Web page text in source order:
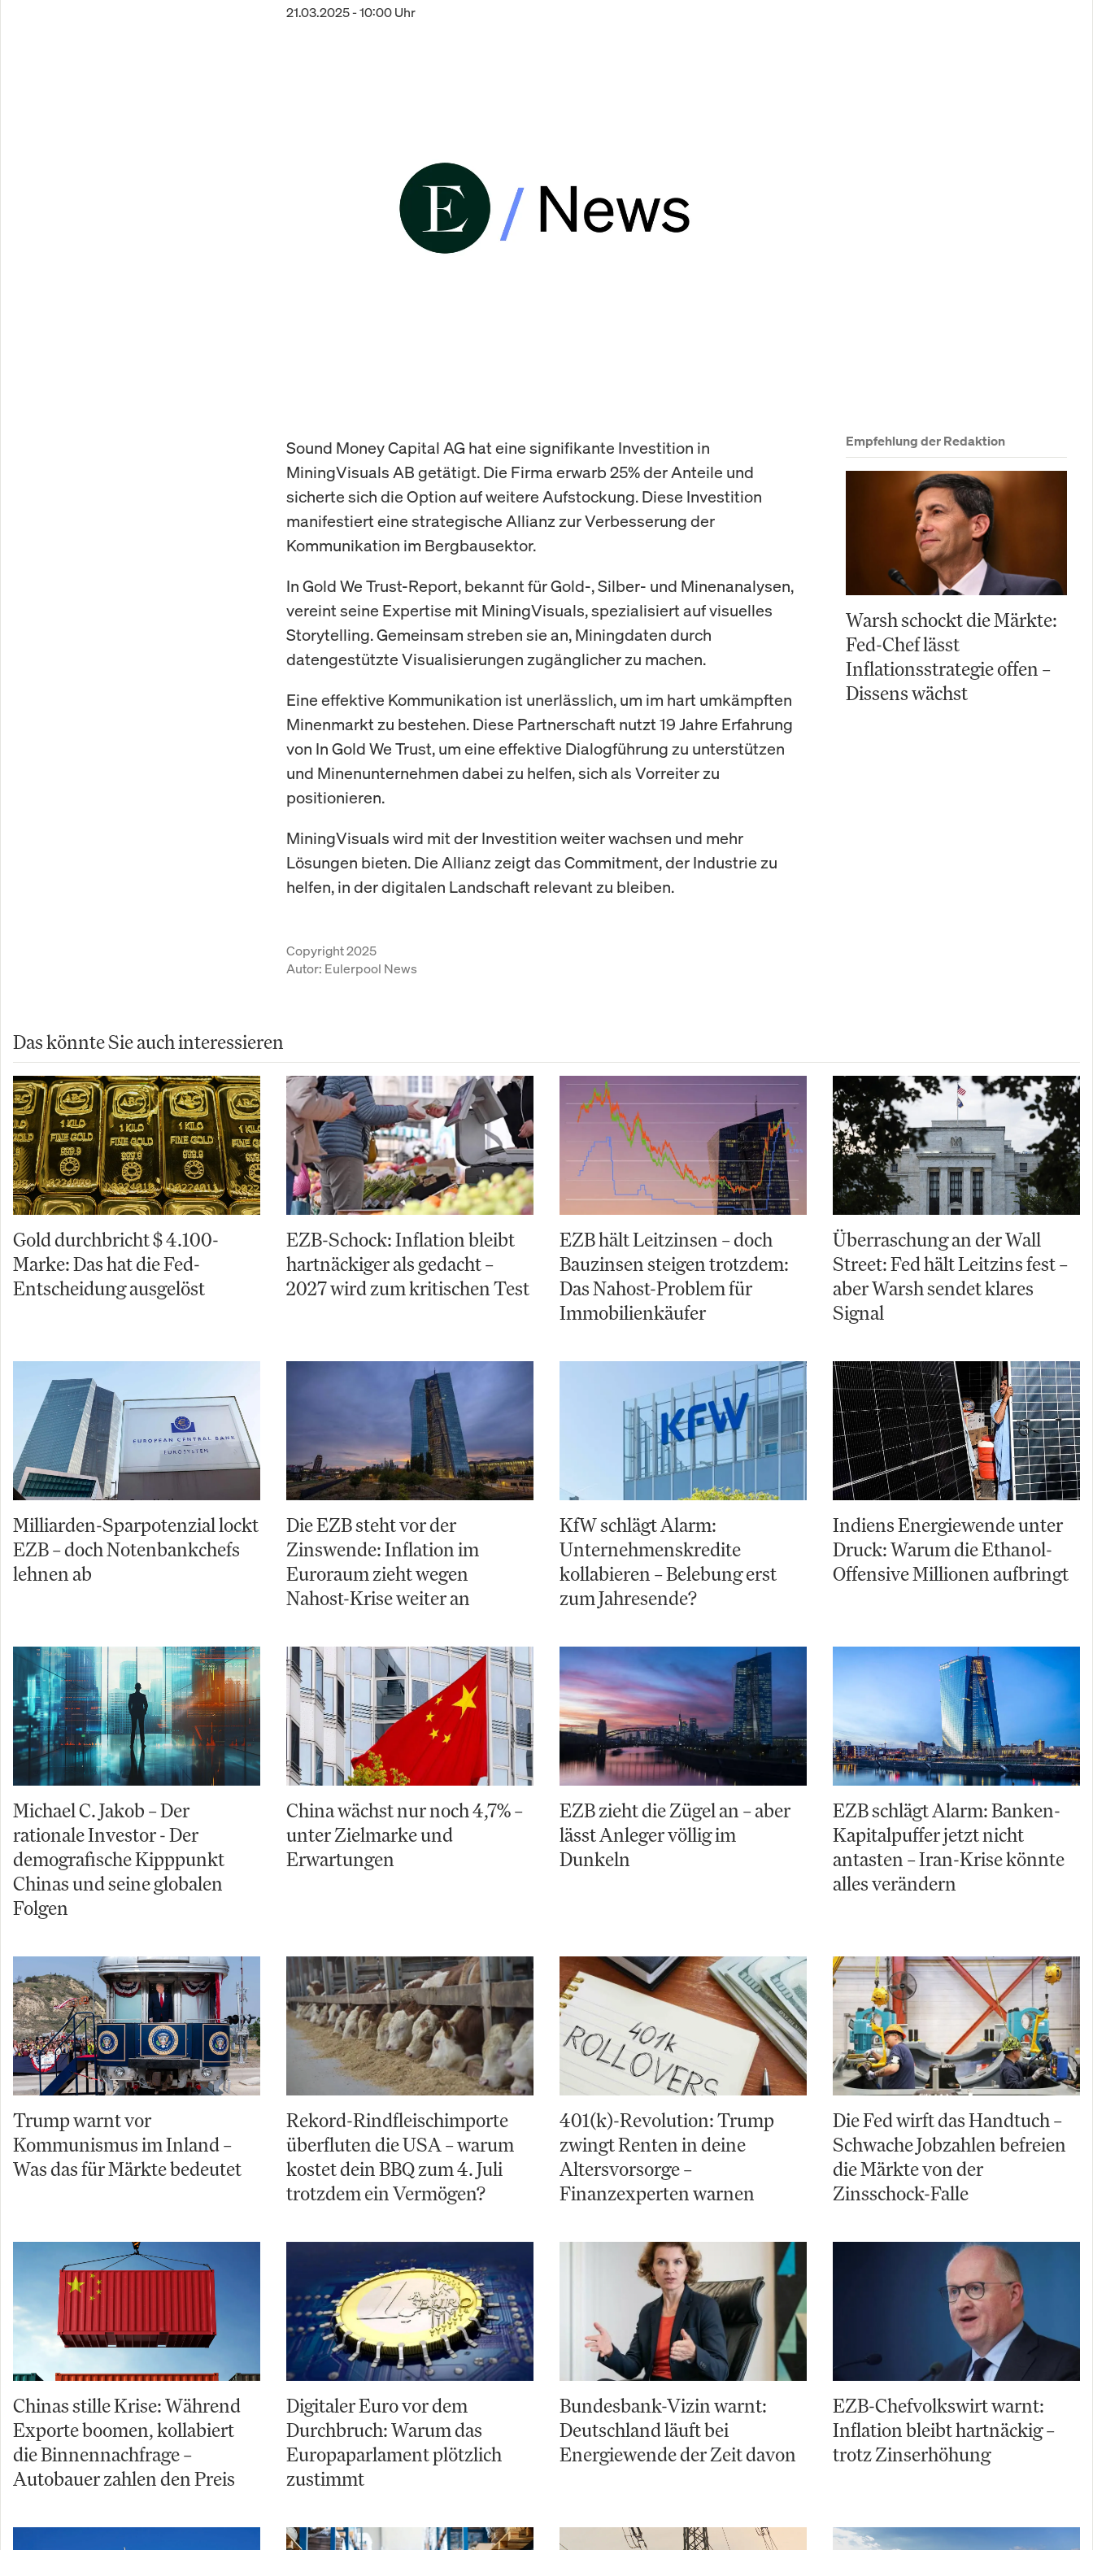
21.03.2025 - 10:00 Uhr
Sound Money Capital AG hat eine signifikante Investition in
MiningVisuals AB getätigt. Die Firma erwarb 25% der Anteile und
sicherte sich die Option auf weitere Aufstockung. Diese Investition
manifestiert eine strategische Allianz zur Verbesserung der
Kommunikation im Bergbausektor.
In Gold We Trust-Report, bekannt für Gold-, Silber- und Minenanalysen,
vereint seine Expertise mit MiningVisuals, spezialisiert auf visuelles
Storytelling. Gemeinsam streben sie an, Miningdaten durch
datengestützte Visualisierungen zugänglicher zu machen.
Eine effektive Kommunikation ist unerlässlich, um im hart umkämpften
Minenmarkt zu bestehen. Diese Partnerschaft nutzt 19 Jahre Erfahrung
von In Gold We Trust, um eine effektive Dialogführung zu unterstützen
und Minenunternehmen dabei zu helfen, sich als Vorreiter zu
positionieren.
MiningVisuals wird mit der Investition weiter wachsen und mehr
Lösungen bieten. Die Allianz zeigt das Commitment, der Industrie zu
helfen, in der digitalen Landschaft relevant zu bleiben.
Copyright 2025
Autor: Eulerpool News
Empfehlung der Redaktion
Warsh schockt die Märkte:
Fed-Chef lässt
Inflationsstrategie offen –
Dissens wächst
Das könnte Sie auch interessieren
Gold durchbricht $ 4.100-
Marke: Das hat die Fed-
Entscheidung ausgelöst
EZB-Schock: Inflation bleibt
hartnäckiger als gedacht –
2027 wird zum kritischen Test
EZB hält Leitzinsen – doch
Bauzinsen steigen trotzdem:
Das Nahost-Problem für
Immobilienkäufer
Überraschung an der Wall
Street: Fed hält Leitzins fest –
aber Warsh sendet klares
Signal
Milliarden-Sparpotenzial lockt
EZB – doch Notenbankchefs
lehnen ab
Die EZB steht vor der
Zinswende: Inflation im
Euroraum zieht wegen
Nahost-Krise weiter an
KfW schlägt Alarm:
Unternehmenskredite
kollabieren – Belebung erst
zum Jahresende?
Indiens Energiewende unter
Druck: Warum die Ethanol-
Offensive Millionen aufbringt
Michael C. Jakob – Der
rationale Investor - Der
demografische Kipppunkt
Chinas und seine globalen
Folgen
China wächst nur noch 4,7% –
unter Zielmarke und
Erwartungen
EZB zieht die Zügel an – aber
lässt Anleger völlig im
Dunkeln
EZB schlägt Alarm: Banken-
Kapitalpuffer jetzt nicht
antasten – Iran-Krise könnte
alles verändern
Trump warnt vor
Kommunismus im Inland –
Was das für Märkte bedeutet
Rekord-Rindfleischimporte
überfluten die USA – warum
kostet dein BBQ zum 4. Juli
trotzdem ein Vermögen?
401(k)-Revolution: Trump
zwingt Renten in deine
Altersvorsorge –
Finanzexperten warnen
Die Fed wirft das Handtuch –
Schwache Jobzahlen befreien
die Märkte von der
Zinsschock-Falle
Chinas stille Krise: Während
Exporte boomen, kollabiert
die Binnennachfrage –
Autobauer zahlen den Preis
Digitaler Euro vor dem
Durchbruch: Warum das
Europaparlament plötzlich
zustimmt
Bundesbank-Vizin warnt:
Deutschland läuft bei
Energiewende der Zeit davon
EZB-Chefvolkswirt warnt:
Inflation bleibt hartnäckig –
trotz Zinserhöhung